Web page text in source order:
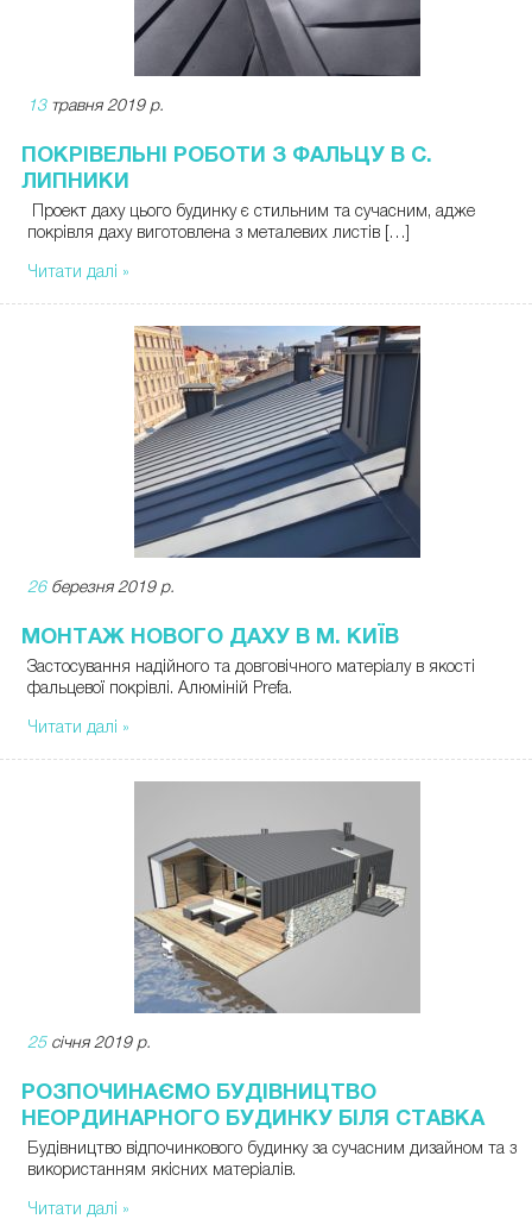
13травня 2019 р.
ПОКРІВЕЛЬНІ РОБОТИ З ФАЛЬЦУ В С.
ЛИПНИКИ
Проект даху цього будинку є стильним та сучасним, адже
покрівля даху виготовлена з металевих листів […]
Читати далі »
26березня 2019 р.
МОНТАЖ НОВОГО ДАХУ В М. КИЇВ
Застосування надійного та довговічного матеріалу в якості
фальцевої покрівлі. Алюміній Prefa.
Читати далі »
25січня 2019 р.
РОЗПОЧИНАЄМО БУДІВНИЦТВО
НЕОРДИНАРНОГО БУДИНКУ БІЛЯ СТАВКА
Будівництво відпочинкового будинку за сучасним дизайном та з
використанням якісних матеріалів.
Читати далі »